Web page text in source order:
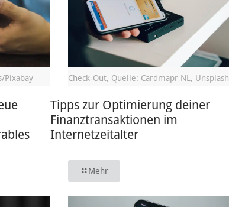
Pixabay Check-Out, Quelle: Cardmapr NL, Unsplash
Tipps zur Optimierung deiner
Finanztransaktionen im
Internetzeitalter
Mehr